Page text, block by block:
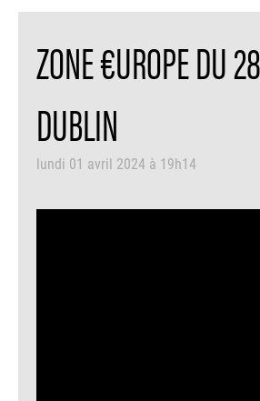
ZONE €UROPE DU
DUBLIN
lundi 01 avril 2024 à 19h14